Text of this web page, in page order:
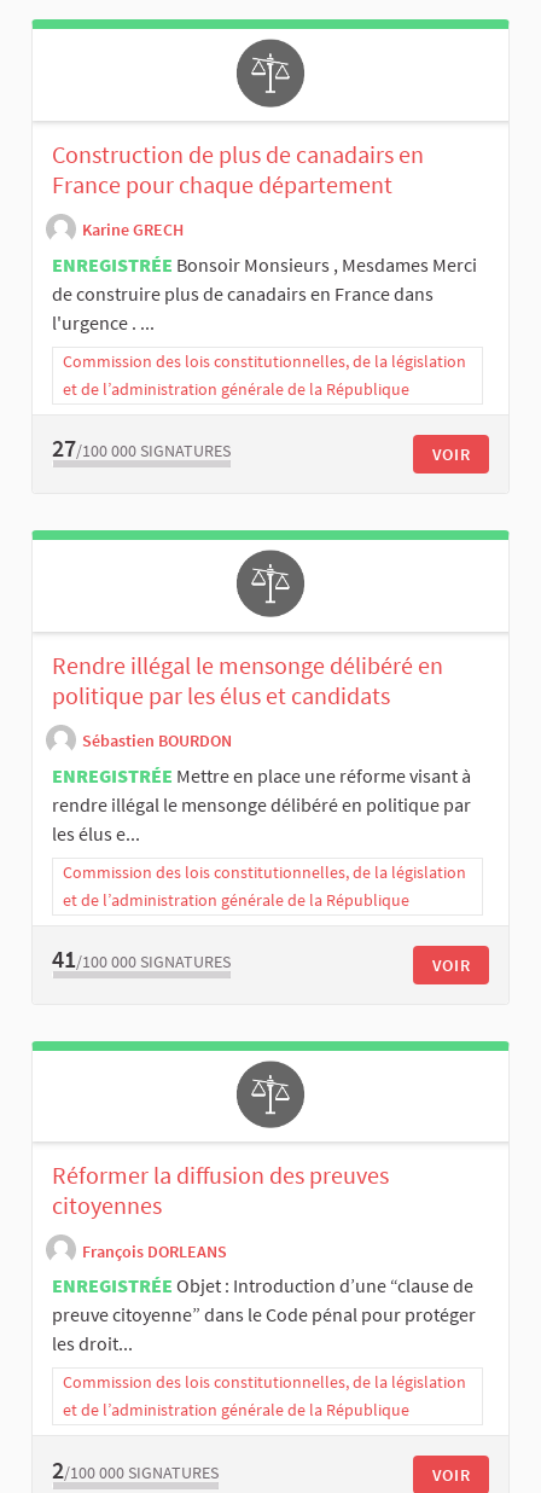
Construction de plus de canadairs en
France pour chaque département
Karine GRECH
ENREGISTRÉE Bonsoir Monsieurs , Mesdames Merci
de construire plus de canadairs en France dans
l'urgence . ...
Commission des lois constitutionnelles, de la législation
et de l’administration générale de la République
27/100 000 SIGNATURES VOIR
Rendre illégal le mensonge délibéré en
politique par les élus et candidats
Sébastien BOURDON
ENREGISTRÉE Mettre en place une réforme visant à
rendre illégal le mensonge délibéré en politique par
les élus e...
Commission des lois constitutionnelles, de la législation
et de l’administration générale de la République
41/100 000 SIGNATURES VOIR
Réformer la diffusion des preuves
citoyennes
François DORLEANS
ENREGISTRÉE Objet : Introduction d’une “clause de
preuve citoyenne” dans le Code pénal pour protéger
les droit...
Commission des lois constitutionnelles, de la législation
et de l’administration générale de la République
2/100 000 SIGNATURES VOIR